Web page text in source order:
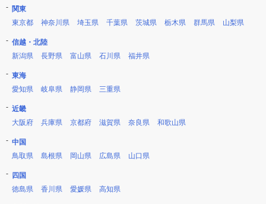
関東
東京都
神奈川県 埼玉県 千葉県 茨城県 栃木県 群馬県 山梨県
信越・北陸
新潟県
長野県 富山県 石川県 福井県
東海
愛知県
岐阜県 静岡県 三重県
近畿
大阪府
兵庫県 京都府 滋賀県 奈良県 和歌山県
中国
鳥取県
島根県 岡山県 広島県 山口県
四国
徳島県
香川県 愛媛県 高知県